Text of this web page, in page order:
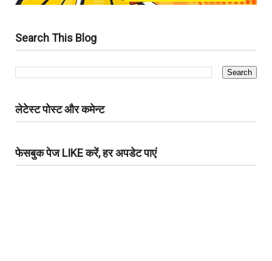
Search This Blog
लेटेस्ट पोस्ट और कमेन्ट
फेसबुक पेज LIKE करें, हर अपडेट पाएं